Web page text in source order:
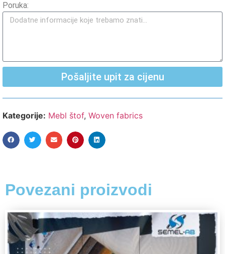
Poruka:
Pošaljite upit za cijenu
Kategorije: Mebl štof, Woven fabrics
Povezani proizvodi